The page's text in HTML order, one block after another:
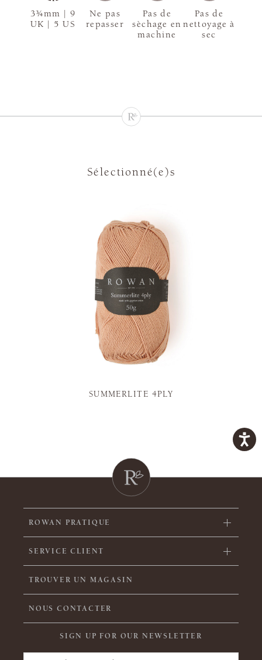
3¾mm | 9
UK | 5 US
Ne pas
repasser
Pas de
sèchage en
machine
Pas de
nettoyage à
sec
Sélectionné(e)s
SUMMERLITE 4PLY
ROWAN PRATIQUE
SERVICE CLIENT
TROUVER UN MAGASIN
NOUS CONTACTER
SIGN UP FOR OUR NEWSLETTER